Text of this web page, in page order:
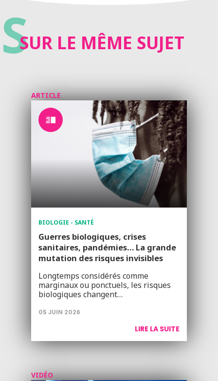
SSUR LE MÊME SUJET
ARTICLE
BIOLOGIE - SANTÉ
Guerres biologiques, crises
sanitaires, pandémies… La grande
mutation des risques invisibles
Longtemps considérés comme
marginaux ou ponctuels, les risques
biologiques changent…
05 JUIN 2026
LIRE LA SUITE
VIDÉO